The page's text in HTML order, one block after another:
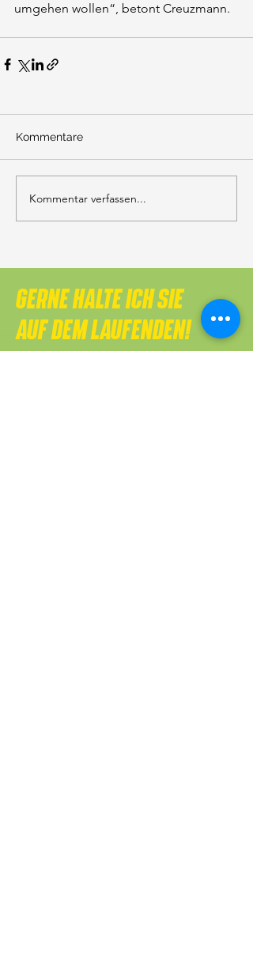
umgehen wollen“, betont Creuzmann.
Kommentare
Kommentar verfassen...
GERNE HALTE ICH SIE
AUF DEM LAUFENDEN!